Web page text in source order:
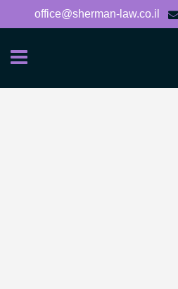
office@sherman-law.co.il